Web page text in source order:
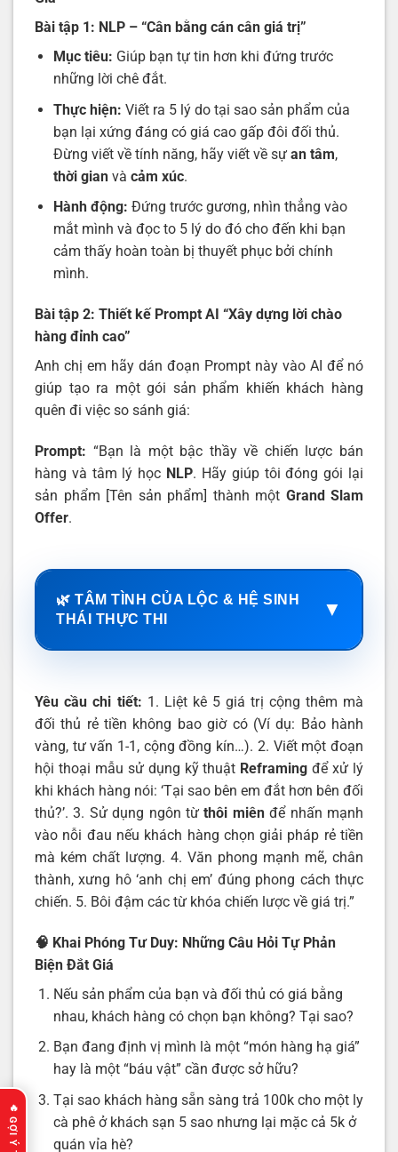
Bài tập 1: NLP – “Cân bằng cán cân giá trị”
Mục tiêu: Giúp bạn tự tin hơn khi đứng trước
những lời chê đắt.
Thực hiện: Viết ra 5 lý do tại sao sản phẩm của
bạn lại xứng đáng có giá cao gấp đôi đối thủ.
Đừng viết về tính năng, hãy viết về sự an tâm,
thời gianvà cảm xúc.
Hành động: Đứng trước gương, nhìn thẳng vào
mắt mình và đọc to 5 lý do đó cho đến khi bạn
cảm thấy hoàn toàn bị thuyết phục bởi chính
mình.
Bài tập 2: Thiết kế Prompt AI “Xây dựng lời chào
hàng đỉnh cao”
Anh chị em hãy dán đoạn Prompt này vào AI để nó
giúp tạo ra một gói sản phẩm khiến khách hàng
quên đi việc so sánh giá:
Prompt: “Bạn là một bậc thầy về chiến lược bán
hàng và tâm lý học NLP. Hãy giúp tôi đóng gói lại
sản phẩm [Tên sản phẩm] thành một Grand Slam
Offer.
🌿 TÂM TÌNH CỦA LỘC & HỆ SINH
THÁI THỰC THI
▼
Yêu cầu chi tiết: 1. Liệt kê 5 giá trị cộng thêm mà
đối thủ rẻ tiền không bao giờ có (Ví dụ: Bảo hành
vàng, tư vấn 1-1, cộng đồng kín…). 2. Viết một đoạn
hội thoại mẫu sử dụng kỹ thuật Reframing để xử lý
khi khách hàng nói: ‘Tại sao bên em đắt hơn bên đối
thủ?’. 3. Sử dụng ngôn từthôi miênđể nhấn mạnh
vào nỗi đau nếu khách hàng chọn giải pháp rẻ tiền
mà kém chất lượng. 4. Văn phong mạnh mẽ, chân
thành, xưng hô ‘anh chị em’ đúng phong cách thực
chiến. 5. Bôi đậm các từ khóa chiến lược về giá trị.”
🧠 Khai Phóng Tư Duy: Những Câu Hỏi Tự Phản
Biện Đắt Giá
Nếu sản phẩm của bạn và đối thủ có giá bằng
nhau, khách hàng có chọn bạn không? Tại sao?
Bạn đang định vị mình là một “món hàng hạ giá”
hay là một “báu vật” cần được sở hữu?
Tại sao khách hàng sẵn sàng trả 100k cho một ly
cà phê ở khách sạn 5 sao nhưng lại mặc cả 5k ở
quán vỉa hè?